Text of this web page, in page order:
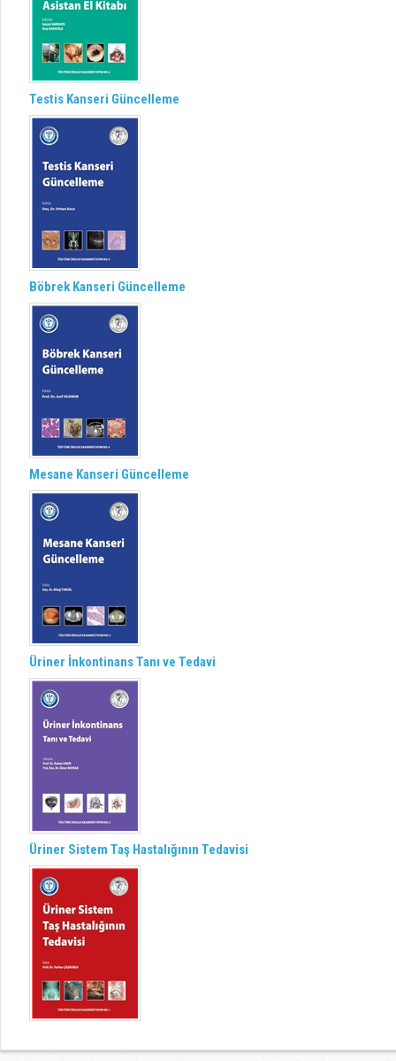
Testis Kanseri Güncelleme
Böbrek Kanseri Güncelleme
Mesane Kanseri Güncelleme
Üriner İnkontinans Tanı ve Tedavi
Üriner Sistem Taş Hastalığının Tedavisi